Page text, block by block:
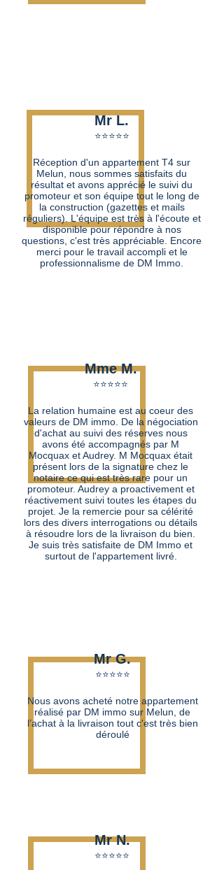
Mr L.
⭐⭐⭐⭐⭐​
Réception d'un appartement T4 sur
Melun, nous sommes satisfaits du
résultat et avons apprécié le suivi du
promoteur et son équipe tout le long de
la construction (gazettes et mails
réguliers). L'équipe est très à l'écoute et
disponible pour répondre à nos
questions, c'est très appréciable. Encore
merci pour le travail accompli et le
professionnalisme de DM Immo.
Mme M.
⭐⭐⭐⭐⭐​
La relation humaine est au coeur des
valeurs de DM immo. De la négociation
d'achat au suivi des réserves nous
avons été accompagnés par M
Mocquax et Audrey. M Mocquax était
présent lors de la signature chez le
notaire ce qui est très rare pour un
promoteur. Audrey a proactivement et
réactivement suivi toutes les étapes du
projet. Je la remercie pour sa célérité
lors des divers interrogations ou détails
à résoudre lors de la livraison du bien.
Je suis très satisfaite de DM Immo et
surtout de l'appartement livré.
Mr G.
⭐⭐⭐⭐⭐​
Nous avons acheté notre appartement
réalisé par DM immo sur Melun, de
l’achat à la livraison tout c'est très bien
déroulé
Mr N.
⭐⭐⭐⭐⭐​